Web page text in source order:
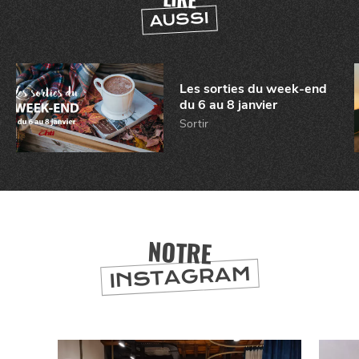
AUSSI
Les sorties du week-end
du 6 au 8 janvier
Sortir
NOTRE
INSTAGRAM
CHTITE
LILLE ET SA RÉGION
DEPUIS 1973